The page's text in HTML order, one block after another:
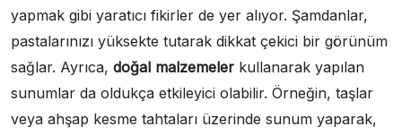
yapmak gibi yaratıcı fikirler de yer alıyor. Şamdanlar,
pastalarınızı yüksekte tutarak dikkat çekici bir görünüm
sağlar. Ayrıca, doğal malzemeler kullanarak yapılan
sunumlar da oldukça etkileyici olabilir. Örneğin, taşlar
veya ahşap kesme tahtaları üzerinde sunum yaparak,